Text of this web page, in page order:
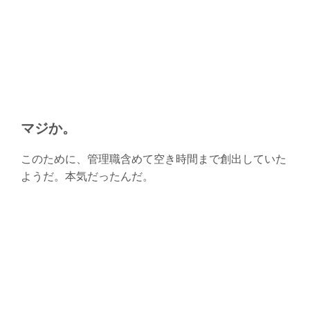
マジか。
このために、管理職含めて空き時間まで創出していた
ようだ。本気だったんだ。